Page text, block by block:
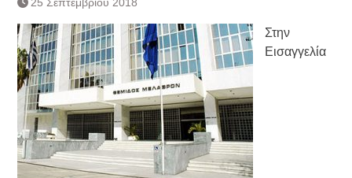
Κατάργηση βιβλιαρίων Υγείας
Ημερήσιο Δελτίο Τιμών
Συναλλάγματος &
Τραπεζογραμματίων 7-3-2019
Ημερήσιο Δελτίο Τιμών
Συναλλάγματος &
Τραπεζογραμματίων 4-3-2019
Κάθοδος αγροτών
Δικαιοσύνη
Στην
Εισαγγελία